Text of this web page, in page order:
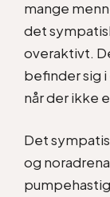
mange
det
overaktivt.
befinder sig
når der ikke
Det
og